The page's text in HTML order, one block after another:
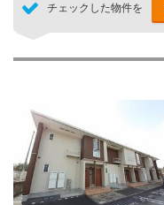
チェックした物件を